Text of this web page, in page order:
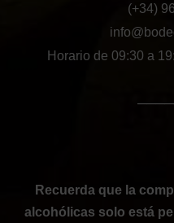
(+34)
Horario de 09:30 a
Recuerda que la
alcohólicas solo está